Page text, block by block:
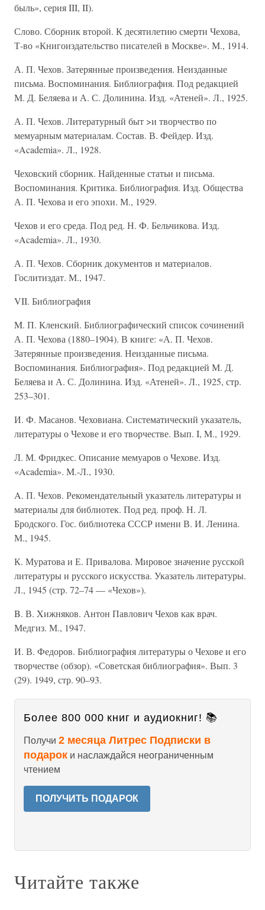
быль», серия III, II).
Слово. Сборник второй. К десятилетию смерти Чехова,
Т-во «Книгоиздательство писателей в Москве». М., 1914.
А. П. Чехов. Затерянные произведения. Неизданные
письма. Воспоминания. Библиография. Под редакцией
М. Д. Беляева и А. С. Долинина. Изд. «Атеней». Л., 1925.
А. П. Чехов. Литературный быт >и творчество по
мемуарным материалам. Состав. В. Фейдер. Изд.
«Academia». Л., 1928.
Чеховский сборник. Найденные статьи и письма.
Воспоминания. Критика. Библиография. Изд. Общества
А. П. Чехова и его эпохи. М., 1929.
Чехов и его среда. Под ред. Н. Ф. Бельчикова. Изд.
«Academia». Л., 1930.
А. П. Чехов. Сборник документов и материалов.
Гослитиздат. М., 1947.
VII. Библиография
M. П. Кленский. Библиографический список сочинений
А. П. Чехова (1880–1904). В книге: «А. П. Чехов.
Затерянные произведения. Неизданные письма.
Воспоминания. Библиография». Под редакцией М. Д.
Беляева и А. С. Долинина. Изд. «Атеней». Л., 1925, стр.
253–301.
И. Ф. Масанов. Чеховиана. Систематический указатель,
литературы о Чехове и его творчестве. Вып. I, M., 1929.
Л. М. Фридкес. Описание мемуаров о Чехове. Изд.
«Academia». M.-Л., 1930.
A. П. Чехов. Рекомендательный указатель литературы и
материалы для библиотек. Под ред. проф. Н. Л.
Бродского. Гос. библиотека СССР имени В. И. Ленина.
М., 1945.
К. Муратова и Е. Привалова. Мировое значение русской
литературы и русского искусства. Указатель литературы.
Л., 1945 (стр. 72–74 — «Чехов»).
B. В. Xижняков. Антон Павлович Чехов как врач.
Медгиз. М., 1947.
И. В. Федоров. Библиография литературы о Чехове и его
творчестве (обзор). «Советская библиография». Вып. 3
(29). 1949, стр. 90–93.
Более 800 000 книг и аудиокниг! 📚
Получи 2 месяца Литрес Подписки в
подарок и наслаждайся неограниченным
чтением
ПОЛУЧИТЬ ПОДАРОК
Читайте также